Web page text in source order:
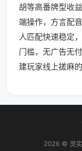
胡等高番牌型收
端操作，方言配
人匹配快速稳定
门槛，无广告无
建玩家线上搓麻
2026 © 灵